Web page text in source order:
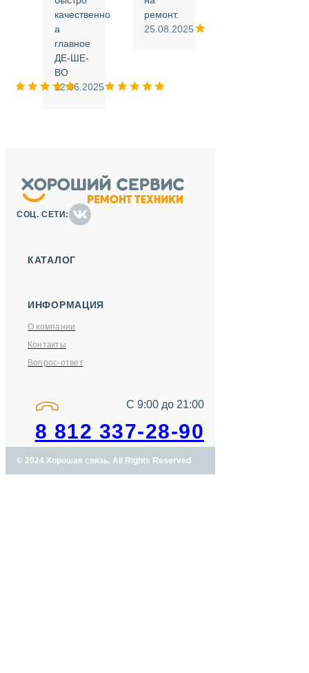
качественно
а
главное
ДЕ-ШЕ-
ВО
12.06.2025
ремонт.
25.08.2025
СОЦ. СЕТИ:
КАТАЛОГ
ИНФОРМАЦИЯ
О компании
Контакты
Вопрос-ответ
С 9:00 до 21:00
8 812 337-28-90
© 2024 Хорошая связь. All Rights Reserved